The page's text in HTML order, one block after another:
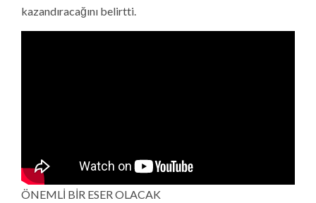
kazandıracağını belirtti.
ÖNEMLİ BİR ESER OLACAK